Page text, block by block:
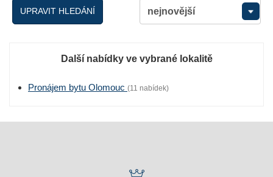
UPRAVIT HLEDÁNÍ
Další nabídky ve vybrané lokalitě
Pronájem bytu Olomouc (11 nabídek)